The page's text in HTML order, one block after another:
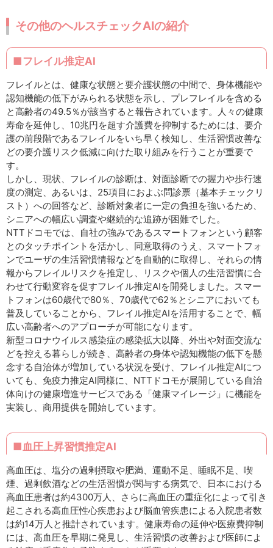
その他のヘルスチェックAIの紹介
■フレイル推定AI
フレイルとは、健康な状態と要介護状態の中間で、身体機能や
認知機能の低下がみられる状態を示し、プレフレイルを含める
と高齢者の49.5％が該当すると報告されています。人々の健康
寿命を延伸し、10兆円を超す介護費を抑制するためには、要介
護の前段階であるフレイルをいち早く検知し、生活習慣改善な
どの要介護リスク低減に向けた取り組みを行うことが重要で
す。
しかし、現状、フレイルの診断は、対面診断での握力や歩行速
度の測定、あるいは、25項目におよぶ問診票（基本チェックリ
スト）への回答など、診断対象者に一定の負担を強いるため、
シニアへの幅広い調査や継続的な追跡が困難でした。
NTTドコモでは、自社の強みであるスマートフォンという顧客
とのタッチポイントを活かし、同意取得のうえ、スマートフォ
ンでユーザの生活習慣情報などを自動的に取得し、それらの情
報からフレイルリスクを推定し、リスクや個人の生活習慣に合
わせて行動変容を促すフレイル推定AIを開発しました。スマー
トフォンは60歳代で80％、70歳代で62％とシニアにおいても
普及していることから、フレイル推定AIを活用することで、幅
広い高齢者へのアプローチが可能になります。
新型コロナウイルス感染症の感染拡大以降、外出や対面交流な
どを控える暮らしが続き、高齢者の身体や認知機能の低下を懸
念する自治体が増加している状況を受け、フレイル推定AIにつ
いても、免疫力推定AI同様に、NTTドコモが展開している自治
体向けの健康増進サービスである「健康マイレージ」に機能を
実装し、商用提供を開始しています。
■血圧上昇習慣推定AI
高血圧は、塩分の過剰摂取や肥満、運動不足、睡眠不足、喫
煙、過剰飲酒などの生活習慣が関与する病気で、日本における
高血圧患者は約4300万人、さらに高血圧の重症化によって引き
起こされる高血圧性心疾患および脳血管疾患による入院患者数
は約14万人と推計されています。健康寿命の延伸や医療費抑制
には、高血圧を早期に発見し、生活習慣の改善および医師によ